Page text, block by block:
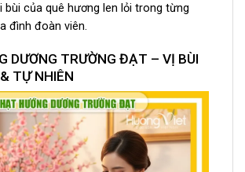
bùi của quê hương len lỏi trong từng
đình đoàn viên.
DƯƠNG TRƯỜNG ĐẠT – VỊ BÙI
TỰ NHIÊN